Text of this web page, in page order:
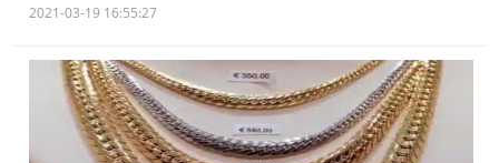
2021-03-19 16:55:27